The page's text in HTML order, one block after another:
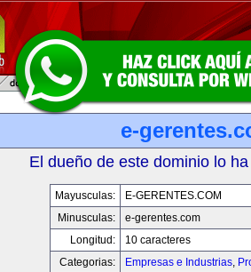
e-
El dueño de este dominio lo
Mayusculas:
E-GERENTES.COM
Minusculas:
e-gerentes.com
Longitud:
10 caracteres
Categorias:
Empresas e Industrias,